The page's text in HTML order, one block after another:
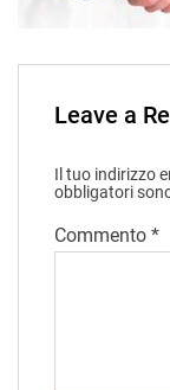
Leave a
Il tuo indirizzo
obbligatori
Commento *